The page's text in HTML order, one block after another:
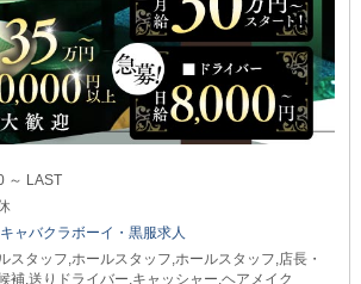
断
ト制度
るのを
き
可能。
40万円以上】
時給2,000円以上】
高水準です◎
るため
つけた方には
という還元をお約束します。
も当たり前。
入を手に入れられます！
～ LAST
ャバクラボーイ・黒服求人
スタッフ,ホールスタッフ,ホールスタッフ,店長・
補,送りドライバー,キャッシャー,ヘアメイク